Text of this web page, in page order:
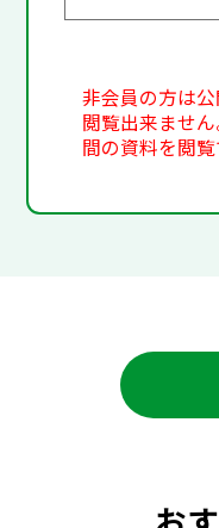
非会員の方は
閲覧出来ませ
間の資料を閲覧